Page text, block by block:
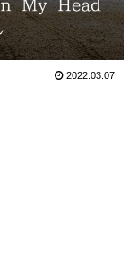
2022.03.07